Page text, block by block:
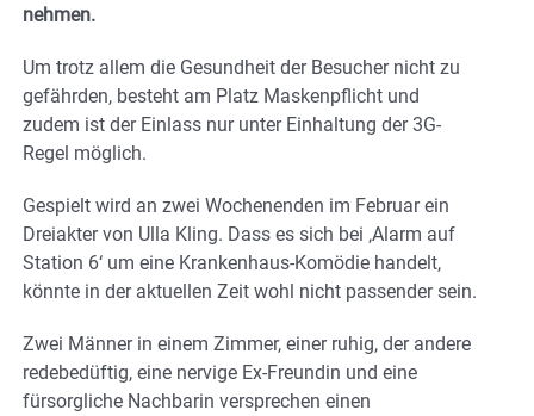
nehmen.
Um trotz allem die Gesundheit der Besucher nicht zu
gefährden, besteht am Platz Maskenpflicht und
zudem ist der Einlass nur unter Einhaltung der 3G-
Regel möglich.
Gespielt wird an zwei Wochenenden im Februar ein
Dreiakter von Ulla Kling. Dass es sich bei ‚Alarm auf
Station 6‘ um eine Krankenhaus-Komödie handelt,
könnte in der aktuellen Zeit wohl nicht passender sein.
Zwei Männer in einem Zimmer, einer ruhig, der andere
redebedüftig, eine nervige Ex-Freundin und eine
fürsorgliche Nachbarin versprechen einen